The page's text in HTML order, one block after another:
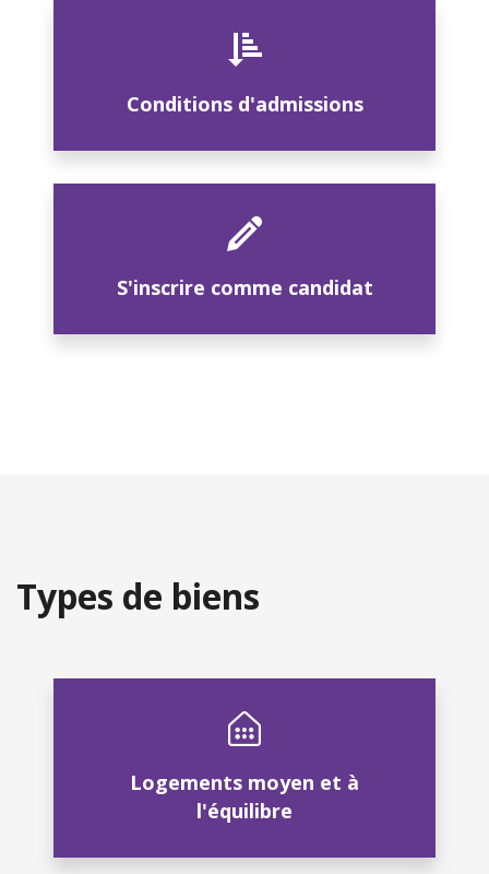
Conditions d'admissions
S'inscrire comme candidat
Types de biens
Logements moyen et à
l'équilibre